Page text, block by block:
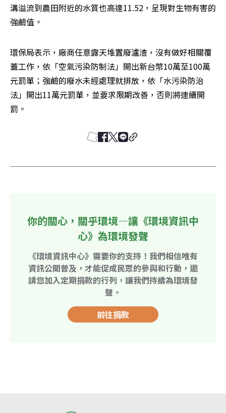
溝溢流到農田附近的水質也高達11.52，呈現對生物有害的
強鹼值。
環保局表示，廠商任意露天堆置廢瀘渣，沒有做好相關覆
蓋工作，依「空氣污染防制法」開出新台幣10萬至100萬
元罰單；強鹼的廢水未經處理就排放，依「水污染防治
法」開出11萬元罰單，並要求限期改善，否則將連續開
罰。
你的關心，關乎環境—讓《環境資訊中
心》為環境發聲
《環境資訊中心》需要你的支持！我們相信唯有
資訊公開普及，才能促成民眾的參與和行動，邀
請您加入定期捐款的行列，讓我們持續為環境發
聲。
前往捐款